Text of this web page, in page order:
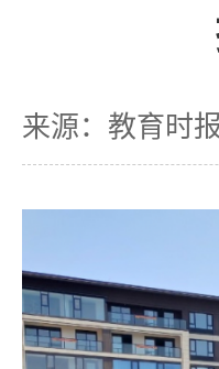
来源：教育时报